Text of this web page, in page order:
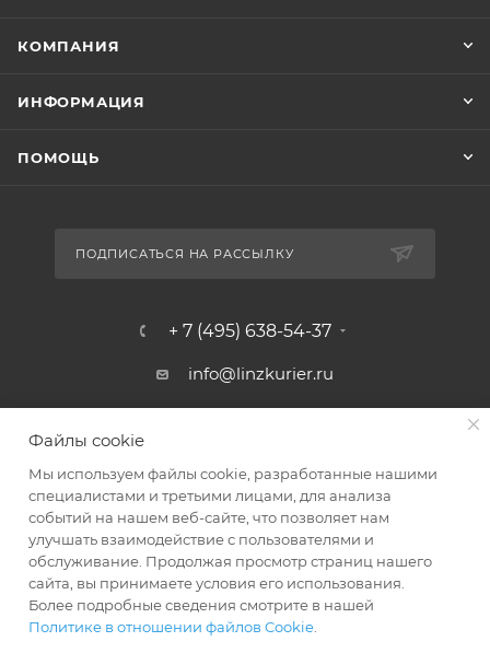
КОМПАНИЯ
ИНФОРМАЦИЯ
ПОМОЩЬ
ПОДПИСАТЬСЯ НА РАССЫЛКУ
+ 7 (495) 638-54-37
info@linzkurier.ru
Файлы cookie
Мы используем файлы cookie, разработанные нашими
специалистами и третьими лицами, для анализа
событий на нашем веб-сайте, что позволяет нам
улучшать взаимодействие с пользователями и
обслуживание. Продолжая просмотр страниц нашего
сайта, вы принимаете условия его использования.
Более подробные сведения смотрите в нашей
Политике в отношении файлов Cookie